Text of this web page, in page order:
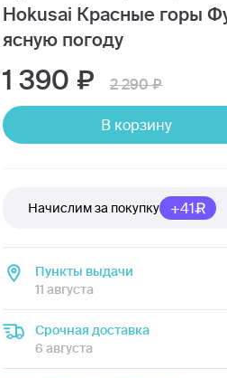
Hokusai Красные горы
ясную погоду
1 390 2 290
В корзину
Начислим за покупку +41
Пункты выдачи
11 августа
Срочная доставка
6 августа